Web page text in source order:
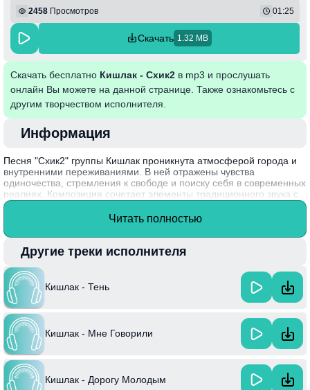
2458 Просмотров 01:25
Скачать 1.32 MB
Скачать бесплатно Кишлак - Схик2 в mp3 и прослушать
онлайн Вы можете на данной странице. Также ознакомьтесь с
другим творчеством исполнителя.
Информация
Песня "Схик2" группы Кишлак проникнута атмосферой города и
внутренними переживаниями. В ней отражены чувства
одиночества, стремления к свободе и поиску себя в современных
реалиях. Композиция сочетает элементы традиционного звука с
современными ритмами, что создает уникальный музыкальный
опыт. Лирические образы погружают слушателя в мир, где
Группа Кишлак, основанная в начале 2010-х годов, стала
известна благодаря своей способности сочетать разные жанры и
создавать незабываемую атмосферу, находя отклик у множества
поклонников.
Читать полностью
Другие треки исполнителя
Кишлак - Тень
Кишлак - Мне Говорили
Кишлак - Дорогу Молодым